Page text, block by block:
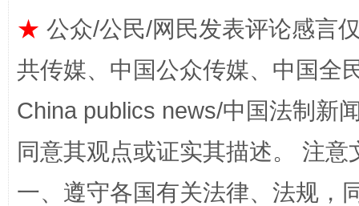
扯下公款旅游的“隐身衣” 如何以
★ 公众/公民/网民发表评论感言
共传媒、中国公众传媒、中国全
China publics news/中国法制新
同意其观点或证实其描述。 注
一、遵守各国有关法律、法规，